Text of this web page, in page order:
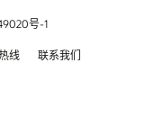
号-1
线 联系我们